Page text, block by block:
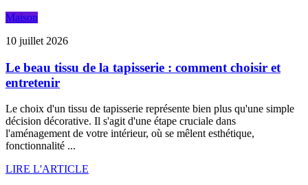
Maison
10 juillet 2026
Le beau tissu de la tapisserie : comment choisir et
entretenir
Le choix d'un tissu de tapisserie représente bien plus qu'une simple
décision décorative. Il s'agit d'une étape cruciale dans
l'aménagement de votre intérieur, où se mêlent esthétique,
fonctionnalité ...
LIRE L'ARTICLE